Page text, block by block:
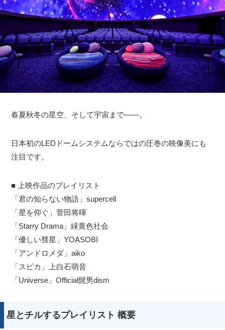
春夏秋冬の星空、そして宇宙まで――。
日本初のLEDドームシステムならではの圧巻の映像美にも
注目です。
■ 上映作品のプレイリスト
「君の知らない物語」supercell
「星を仰ぐ」菅田将暉
「Starry Drama」緑黄色社会
「優しい彗星」YOASOBI
「アンドロメダ」aiko
「スピカ」上白石萌音
「Universe」Official髭男dism
星とチルするプレイリスト 概要